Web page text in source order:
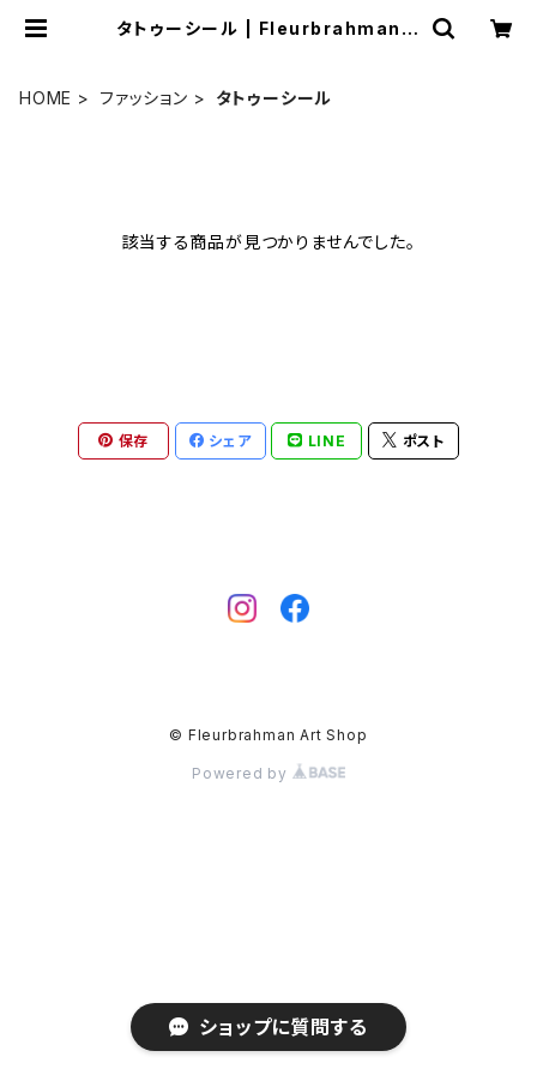
タトゥーシール | Fleurbrahman A
HOME ファッション タトゥーシール
該当する商品が見つかりませんでした。
保存 シェア LINE ポスト
© Fleurbrahman Art Shop
Powered by
ショップに質問する